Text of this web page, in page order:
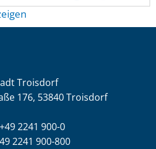
Troisdorf
176, 53840 Troisdorf
+49 2241 900-0
2241 900-800